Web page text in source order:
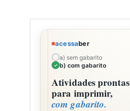
acessaber
a) sem gabarito
b) com gabarito
Atividades prontas
para imprimir,
com gabarito.